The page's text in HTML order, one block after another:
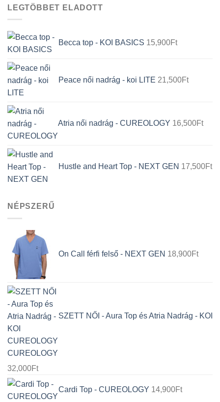
LEGTÖBBET ELADOTT
Becca top - KOI BASICS 15,900Ft
Peace női nadrág - koi LITE 21,500Ft
Atria női nadrág - CUREOLOGY 16,500Ft
Hustle and Heart Top - NEXT GEN 17,500Ft
NÉPSZERŰ
On Call férfi felső - NEXT GEN 18,900Ft
SZETT NŐI - Aura Top és Atria Nadrág - KOI
CUREOLOGY
32,000Ft
Cardi Top - CUREOLOGY 14,900Ft